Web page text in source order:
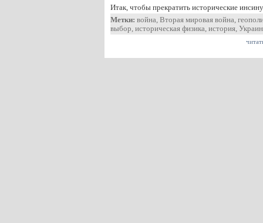
Итак, чтобы прекратить исторические
Метки: война, Вторая мировая война,
выбор, историческая физика, история,